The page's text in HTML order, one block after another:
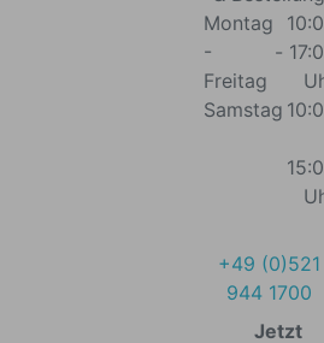
Montag
-
Freitag
-
Samstag
+49 (0)521
944 1700
Jetzt